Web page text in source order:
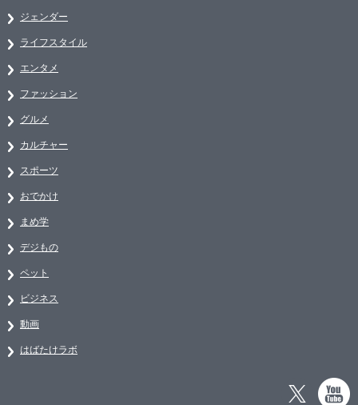
ジェンダー
ライフスタイル
エンタメ
ファッション
グルメ
カルチャー
スポーツ
おでかけ
まめ学
デジもの
ペット
ビジネス
動画
はばたけラボ